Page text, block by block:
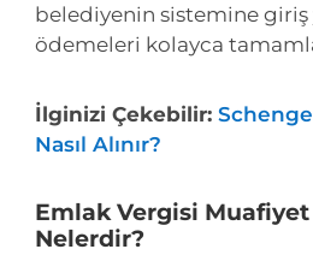
belediyenin sistemine giriş
ödemeleri kolayca
İlginizi Çekebilir:
Nasıl Alınır?
Emlak Vergisi Muafiyet
Nelerdir?